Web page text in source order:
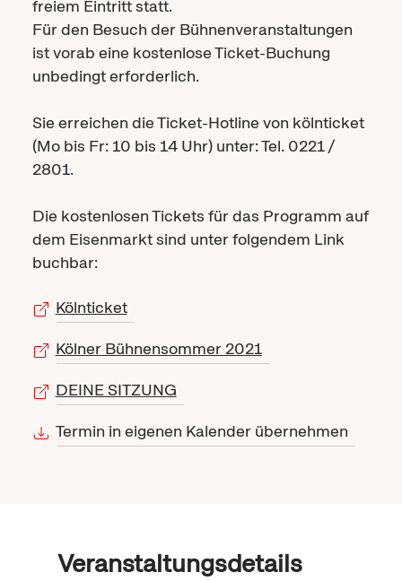
freiem Eintritt statt.
Für den Besuch der Bühnenveranstaltungen
ist vorab eine kostenlose Ticket-Buchung
unbedingt erforderlich.
Sie erreichen die Ticket-Hotline von kölnticket
(Mo bis Fr: 10 bis 14 Uhr) unter: Tel. 0221 /
2801.
Die kostenlosen Tickets für das Programm auf
dem Eisenmarkt sind unter folgendem Link
buchbar:
Kölnticket
Kölner Bühnensommer 2021
DEINE SITZUNG
Termin in eigenen Kalender übernehmen
Veranstaltungsdetails